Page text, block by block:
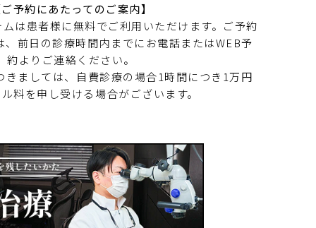
予約にあたってのご案内】
は患者様に無料でご利用いただけます。ご予約
、前日の診療時間内までにお電話またはWEB予
約よりご連絡ください。
きましては、自費診療の場合1時間につき1万円
料を申し受ける場合がございます。